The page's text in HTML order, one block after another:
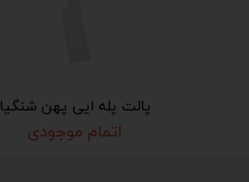
پالت پله ایی پهن شنگیا
اتمام موجودی